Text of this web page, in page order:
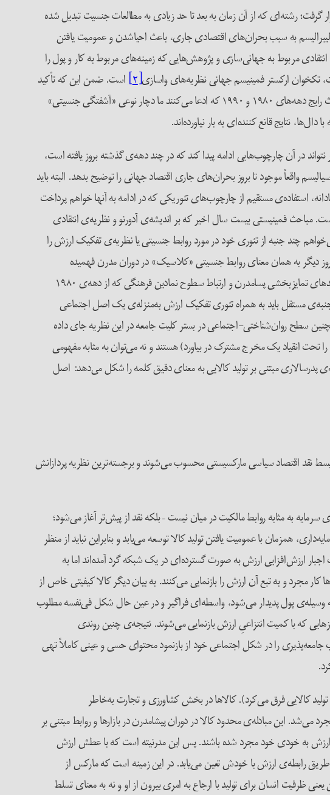
گرفت؛ رشته‌ای که از آن زمان به بعد تا حد زیادی به مطالعات جنسیت تبدیل شده
اما مشروعیت‌زدایی از نولیبرالیسم به سبب بحران‌های اقتصادی جاری، باعث احیاشدن و عمومیت یافتن
مربوط به جهانی‌سازی و پژوهش‌هایی که زمینه‌های مربوط به کار و پول را
تکخوان ارکستر فمینیسم جهانی نظریه‌های واسازی[۲]
است. ضمن این که تأکید
بر ضرورت نوعی فمینیسم جدید (به‌ویژه فمینیسمی که بار دیگر سطح ماتریالیستی تحلیل را شامل ‌شود) نیز متداول شده است. مباحث رایج دهه‌های ۱۹۸۰ و ۱۹۹۰ که ادعا می‌کنند ما دچار نوعی «آشفتگی جنسیتی»
نتایج قانع کننده‌ای به بار نیاورده‌اند.
در آن چارچوب‌هایی ادامه پیدا کند که در چند دهه‌ی گذشته بروز یافته است،
واقعاً موجود تا بروز بحران‌های جاری اقتصاد جهانی را توضیح بدهد. البته باید
استفاده‌ی مستقیم از چارچوب‌های تئوریکی که در ادامه به آنها خواهم پرداخت
مباحث فمینیستی بیست سال اخیر که بر اندیشه‌ی آدورنو و نظریه‌ی انتقادی
چند جنبه از تئوری خود در مورد روابط جنسیتی یا نظریه‌ی تفکیک ارزش را
دیگر به همان معنای روابط جنسیتی «کلاسیک» در دوران مدرن فهمیده
نمی‌شوند؛ با این حال ضروری است که خاستگاه‌های این روابط در تاریخ مدرنیزاسیون را مبنا قرار دهیم. به همین ترتیب، باید به فرایندهای تمایزبخشی پسامدرن و ارتباط سطوح نمادین فرهنگی که از دهه‌ی ۱۹۸۰
جنبه‌ی مستقل باید به همراه تئوری تفکیک ارزش به‌منزله‌ی یک اصل اجتماعی
سطح روان‌شناختی-اجتماعی در بستر کلیت جامعه در این نظریه جای داده
تحت انقیاد یک مخرج مشترک در بیاورد) هستند و نه می‌توان به مثابه مفهومی
پدرسالاری مبتنی بر تولید کالایی به معنای دقیق کلمه را شکل می‌دهد: اصل
بسط نقد اقتصاد سیاسی مارکسیستی محسوب می‌شوند و برجسته‌ترین نظریه پردازانش
به مثابه روابط مالکیت در میان نیست – بلکه نقد از پیش‌تر آغاز می‌شود؛
همزمان با عمومیت یافتن تولید کالا توسعه می‌یابد و بنابراین نباید از منظر
ارزش‌افزایی ارزش به صورت گسترده‌ای در یک شبکه گرد آمده‌اند اما به
مجرد و به تبع آن ارزش را بازنمایی می‌کنند. به بیان دیگر کالا کیفیتی خاص از
به وسیله‌ی پول پدیدار می‌شود، واسطه‌ای فراگیر و در عین حال شکل فی‌نفسه مطلوب
که با کمیت انتزاعیِ ارزش بازنمایی می‌شوند. نتیجه‌ی چنین روندی
جامعه‌پذیری را در شکل اجتماعی خود از بازنمود محتوای حسی و عینی کاملاً تهی
کالایی فرق می‌کرد). کالاها در بخش کشاورزی و تجارت به‌خاطر
این مبادله‌ی محدود کالا در دوران پیشامدرن در بازارها و روابط مبتنی بر
و ارزش به خودی خود مجرد شده باشند. پس این مدرنیته است که با عطش ارزش
طریق رابطه‌ی ارزش با خودش تعین می‌یابد. در این زمینه است که مارکس از
ظرفیت انسان برای تولید با ارجاع به امری بیرون از او و نه به معنای تسلط